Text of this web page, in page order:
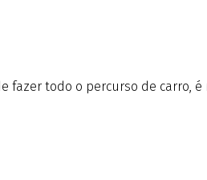
todo o percurso de carro, é